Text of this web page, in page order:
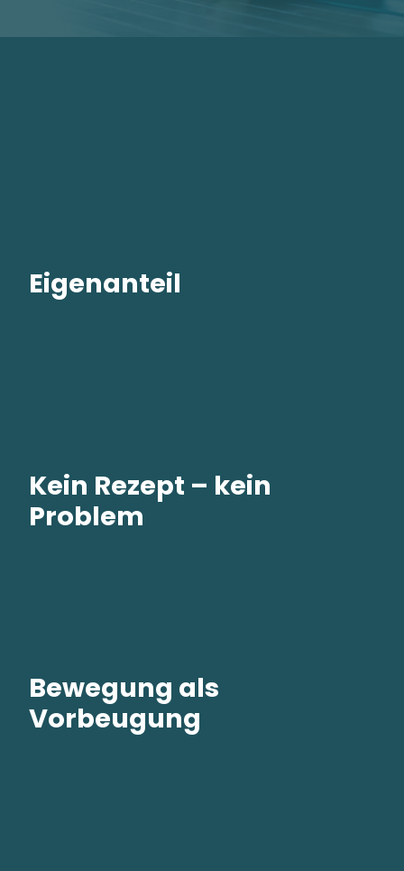
Eigenanteil
Kein Rezept – kein
Problem
Bewegung als
Vorbeugung